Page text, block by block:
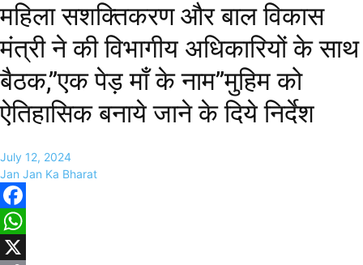
महिला सशक्तिकरण और बाल विकास
मंत्री ने की विभागीय अधिकारियों के साथ
बैठक,”एक पेड़ माँ के नाम”मुहिम को
ऐतिहासिक बनाये जाने के दिये निर्देश
July 12, 2024
Jan Jan Ka Bharat
Facebook
WhatsApp